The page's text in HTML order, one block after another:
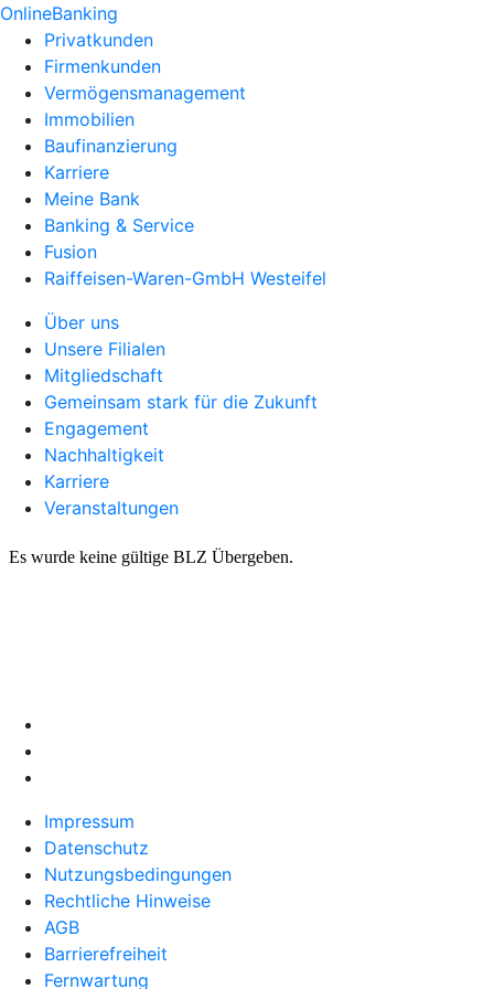
OnlineBanking
Privatkunden
Firmenkunden
Vermögensmanagement
Immobilien
Baufinanzierung
Karriere
Meine Bank
Banking & Service
Fusion
Raiffeisen-Waren-GmbH Westeifel
Über uns
Unsere Filialen
Mitgliedschaft
Gemeinsam stark für die Zukunft
Engagement
Nachhaltigkeit
Karriere
Veranstaltungen
Impressum
Datenschutz
Nutzungsbedingungen
Rechtliche Hinweise
AGB
Barrierefreiheit
Fernwartung